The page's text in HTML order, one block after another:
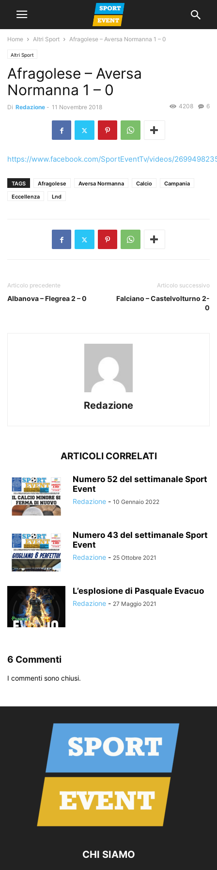
Home Altri Sport Afragolese – Aversa Normanna 1 – 0
Altri Sport
Afragolese – Aversa
Normanna 1 – 0
Di Redazione - 11 Novembre 2018 6
4208
https://www.facebook.com/SportEventTv/videos/
TAGS Afragolese Aversa Normanna Calcio
Campania
Eccellenza
Lnd
Articolo precedente
Albanova – Flegrea 2 – 0
Articolo successivo
Falciano – Castelvolturno 2-
0
Redazione
ARTICOLI CORRELATI
Numero 52 del settimanale Sport
Event
Redazione - 10 Gennaio 2022
Numero 43 del settimanale Sport
Event
Redazione - 25 Ottobre 2021
L’esplosione di Pasquale Evacuo
Redazione - 27 Maggio 2021
6 Commenti
I commenti sono chiusi.
CHI SIAMO